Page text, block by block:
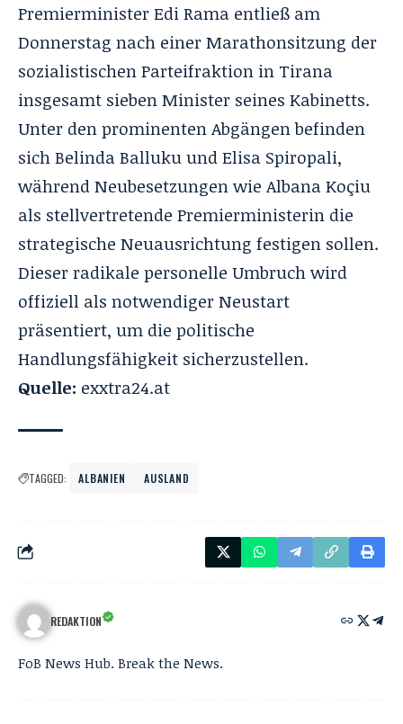
Premierminister Edi Rama entließ am
Donnerstag nach einer Marathonsitzung der
sozialistischen Parteifraktion in Tirana
insgesamt sieben Minister seines Kabinetts.
Unter den prominenten Abgängen befinden
sich Belinda Balluku und Elisa Spiropali,
während Neubesetzungen wie Albana Koçiu
als stellvertretende Premierministerin die
strategische Neuausrichtung festigen sollen.
Dieser radikale personelle Umbruch wird
offiziell als notwendiger Neustart
präsentiert, um die politische
Handlungsfähigkeit sicherzustellen.
Quelle: exxtra24.at
TAGGED: ALBANIEN AUSLAND
REDAKTION
FoB News Hub. Break the News.